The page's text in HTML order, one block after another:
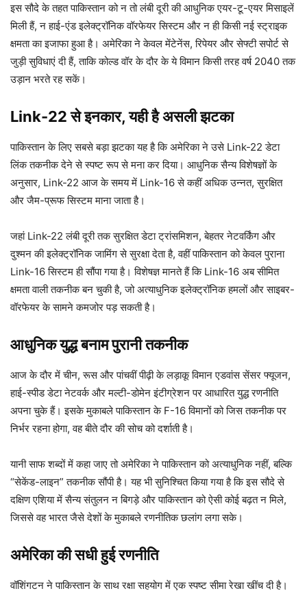
इस सौदे के तहत पाकिस्तान को न तो लंबी दूरी की आधुनिक एयर-टू-एयर मिसाइलें
मिली हैं, न हाई-एंड इलेक्ट्रॉनिक वॉरफेयर सिस्टम और न ही किसी नई स्ट्राइक
क्षमता का इजाफा हुआ है। अमेरिका ने केवल मेंटेनेंस, रिपेयर और सेफ्टी सपोर्ट से
जुड़ी सुविधाएं दी हैं, ताकि कोल्ड वॉर के दौर के ये विमान किसी तरह वर्ष 2040 तक
उड़ान भरते रह सकें।
Link-22 से इनकार, यही है असली झटका
पाकिस्तान के लिए सबसे बड़ा झटका यह है कि अमेरिका ने उसे Link-22 डेटा
लिंक तकनीक देने से स्पष्ट रूप से मना कर दिया। आधुनिक सैन्य विशेषज्ञों के
अनुसार, Link-22 आज के समय में Link-16 से कहीं अधिक उन्नत, सुरक्षित
और जैम-प्रूफ सिस्टम माना जाता है।
जहां Link-22 लंबी दूरी तक सुरक्षित डेटा ट्रांसमिशन, बेहतर नेटवर्किंग और
दुश्मन की इलेक्ट्रॉनिक जामिंग से सुरक्षा देता है, वहीं पाकिस्तान को केवल पुराना
Link-16 सिस्टम ही सौंपा गया है। विशेषज्ञ मानते हैं कि Link-16 अब सीमित
क्षमता वाली तकनीक बन चुकी है, जो अत्याधुनिक इलेक्ट्रॉनिक हमलों और साइबर-
वॉरफेयर के सामने कमजोर पड़ सकती है।
आधुनिक युद्ध बनाम पुरानी तकनीक
आज के दौर में चीन, रूस और पांचवीं पीढ़ी के लड़ाकू विमान एडवांस सेंसर फ्यूजन,
हाई-स्पीड डेटा नेटवर्क और मल्टी-डोमेन इंटीग्रेशन पर आधारित युद्ध रणनीति
अपना चुके हैं। इसके मुकाबले पाकिस्तान के F-16 विमानों को जिस तकनीक पर
निर्भर रहना होगा, वह बीते दौर की सोच को दर्शाती है।
यानी साफ शब्दों में कहा जाए तो अमेरिका ने पाकिस्तान को अत्याधुनिक नहीं, बल्कि
“सेकेंड-लाइन” तकनीक सौंपी है। यह भी सुनिश्चित किया गया है कि इस सौदे से
दक्षिण एशिया में सैन्य संतुलन न बिगड़े और पाकिस्तान को ऐसी कोई बढ़त न मिले,
जिससे वह भारत जैसे देशों के मुकाबले रणनीतिक छलांग लगा सके।
अमेरिका की सधी हुई रणनीति
वॉशिंगटन ने पाकिस्तान के साथ रक्षा सहयोग में एक स्पष्ट सीमा रेखा खींच दी है।